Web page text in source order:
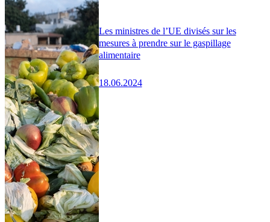
Les ministres de l’UE divisés sur les
mesures à prendre sur le gaspillage
alimentaire
18.06.2024